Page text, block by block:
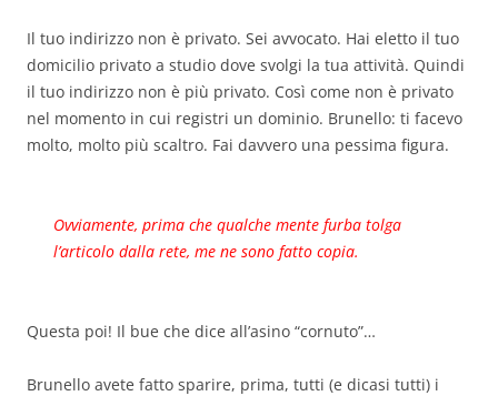
Il tuo indirizzo non è privato. Sei avvocato. Hai eletto il tuo
domicilio privato a studio dove svolgi la tua attività. Quindi
il tuo indirizzo non è più privato. Così come non è privato
nel momento in cui registri un dominio. Brunello: ti facevo
molto, molto più scaltro. Fai davvero una pessima figura.
Ovviamente, prima che qualche mente furba tolga
l’articolo dalla rete, me ne sono fatto copia.
Questa poi! Il bue che dice all’asino “cornuto”…
Brunello avete fatto sparire, prima, tutti (e dicasi tutti) i